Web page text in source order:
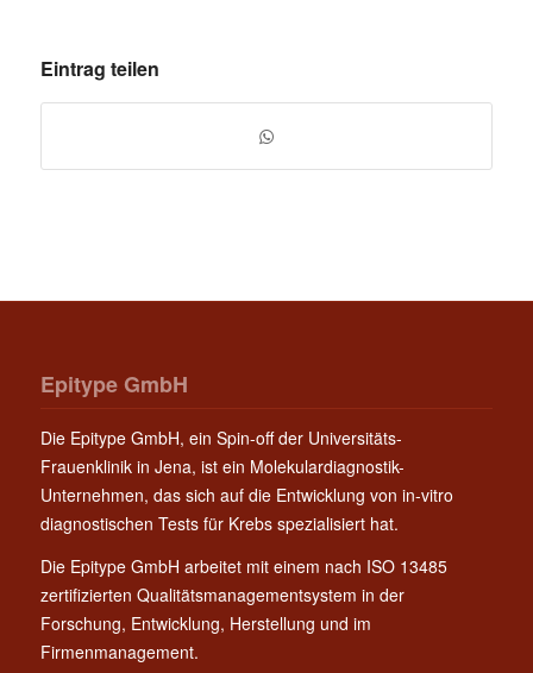
Eintrag teilen
Epitype GmbH
Die Epitype GmbH, ein Spin-off der Universitäts-
Frauenklinik in Jena, ist ein Molekulardiagnostik-
Unternehmen, das sich auf die Entwicklung von in-vitro
diagnostischen Tests für Krebs spezialisiert hat.
Die Epitype GmbH arbeitet mit einem nach ISO 13485
zertifizierten Qualitätsmanagementsystem in der
Forschung, Entwicklung, Herstellung und im
Firmenmanagement.